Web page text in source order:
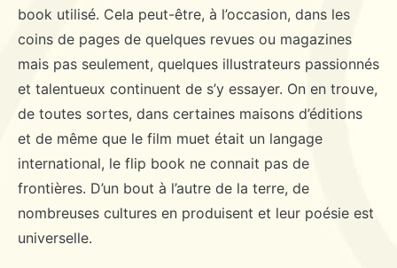
book utilisé. Cela peut-être, à l’occasion, dans les
coins de pages de quelques revues ou magazines
mais pas seulement, quelques illustrateurs passionnés
et talentueux continuent de s’y essayer. On en trouve,
de toutes sortes, dans certaines maisons d’éditions
et de même que le film muet était un langage
international, le flip book ne connait pas de
frontières. D’un bout à l’autre de la terre, de
nombreuses cultures en produisent et leur poésie est
universelle.